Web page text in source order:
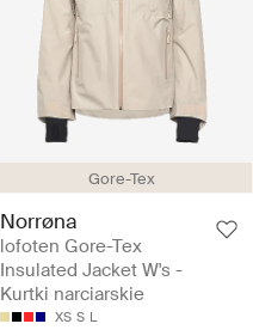
Gore-Tex
Norrøna
lofoten Gore-Tex
Insulated Jacket W's -
Kurtki narciarskie
XS S L